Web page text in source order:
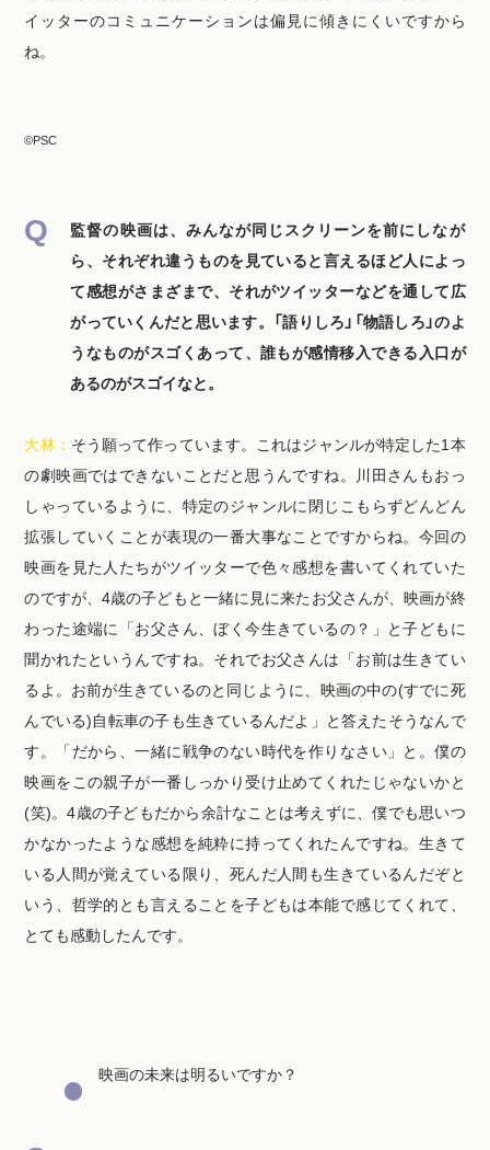
イッターのコミュニケーションは偏見に傾きにくいですから
ね。
©PSC
監督の映画は、みんなが同じスクリーンを前にしなが
ら、それぞれ違うものを見ていると言えるほど人によっ
て感想がさまざまで、それがツイッターなどを通して広
がっていくんだと思います。「語りしろ」「物語しろ」のよ
うなものがスゴくあって、誰もが感情移入できる入口が
あるのがスゴイなと。
大林： そう願って作っています。これはジャンルが特定した1本
の劇映画ではできないことだと思うんですね。川田さんもおっ
しゃっているように、特定のジャンルに閉じこもらずどんどん
拡張していくことが表現の一番大事なことですからね。今回の
映画を見た人たちがツイッターで色々感想を書いてくれていた
のですが、4歳の子どもと一緒に見に来たお父さんが、映画が終
わった途端に「お父さん、ぼく今生きているの？」と子どもに
聞かれたというんですね。それでお父さんは「お前は生きてい
るよ。お前が生きているのと同じように、映画の中の(すでに死
んでいる)自転車の子も生きているんだよ」と答えたそうなんで
す。「だから、一緒に戦争のない時代を作りなさい」と。僕の
映画をこの親子が一番しっかり受け止めてくれたじゃないかと
(笑)。4歳の子どもだから余計なことは考えずに、僕でも思いつ
かなかったような感想を純粋に持ってくれたんですね。生きて
いる人間が覚えている限り、死んだ人間も生きているんだぞと
いう、哲学的とも言えることを子どもは本能で感じてくれて、
とても感動したんです。
映画の未来は明るいですか？